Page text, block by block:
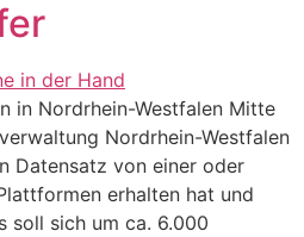
in Nordrhein-Westfalen Mitte
Nordrhein-Westfalen
Datensatz von einer oder
erhalten hat und
soll sich um ca. 6.000